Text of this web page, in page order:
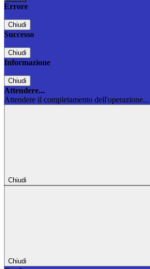
Errore
Chiudi
Successo
Chiudi
Informazione
Chiudi
Attendere...
Attendere il completamento dell'operazione...
Chiudi
Chiudi